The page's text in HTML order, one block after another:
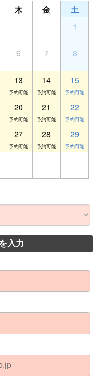
木 金
土
1
6 7 8
13 14 15
20 21 22
27 28 29
入力